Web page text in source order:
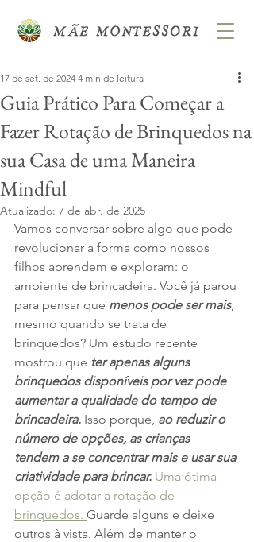
Guia Prático Para Começar a
Fazer Rotação de Brinquedos na
sua Casa de uma Maneira
Mindful
17 de set. de 2024 4 min de leitura
Atualizado: 7 de abr. de 2025
Vamos conversar sobre algo que pode
revolucionar a forma como nossos
filhos aprendem e exploram: o
ambiente de brincadeira. Você já parou
para pensar que menos pode ser mais,
mesmo quando se trata de
brinquedos? Um estudo recente
mostrou que ter apenas alguns
brinquedos disponíveis por vez pode
aumentar a qualidade do tempo de
brincadeira. Isso porque, ao reduzir o
número de opções, as crianças
tendem a se concentrar mais e usar sua
criatividade para brincar. Uma ótima
opção é adotar a rotação de
brinquedos. Guarde alguns e deixe
outros à vista. Além de manter o